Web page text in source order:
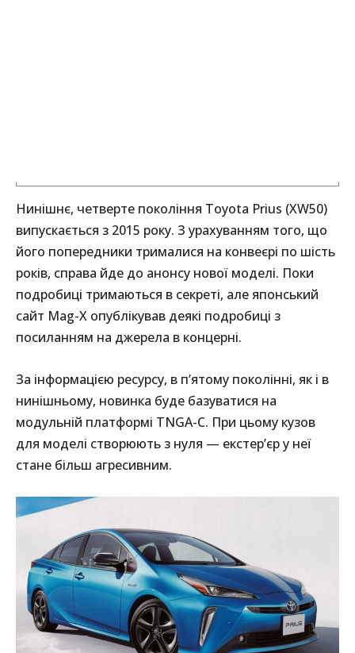
Нинішнє, четверте покоління Toyota Prius (XW50)
випускається з 2015 року. З урахуванням того, що
його попередники трималися на конвеєрі по шість
років, справа йде до анонсу нової моделі. Поки
подробиці тримаються в секреті, але японський
сайт Mag-X опублікував деякі подробиці з
посиланням на джерела в концерні.
За інформацією ресурсу, в п’ятому поколінні, як і в
нинішньому, новинка буде базуватися на
модульній платформі TNGA-C. При цьому кузов
для моделі створюють з нуля — екстер’єр у неї
стане більш агресивним.